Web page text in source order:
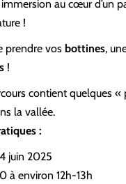
au cœur d’un
!
prendre vos bottines,
!
contient quelques «
la vallée.
:
juin 2025
à environ 12h-13h